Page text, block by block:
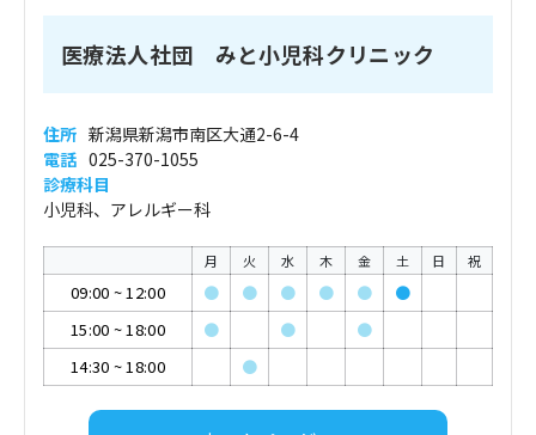
医療法人社団 みと小児科クリニック
住所 新潟県新潟市南区大通2-6-4
電話 025-370-1055
診療科目
小児科、アレルギー科
月 火 水 木 金 土 日 祝
09:00 ~12:00 ● ● ● ● ●
●
15:00 ~18:00 ● ●
●
14:30 ~18:00 ●